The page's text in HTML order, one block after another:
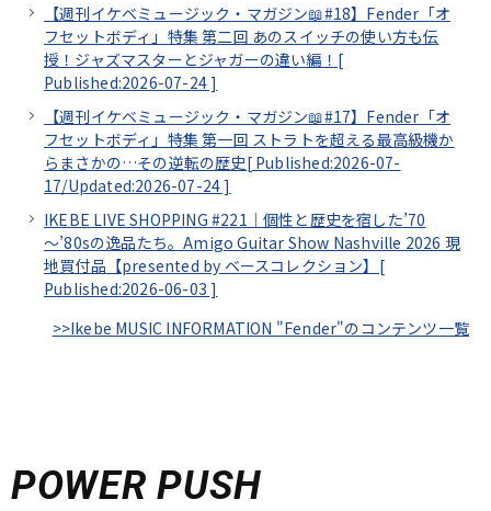
【週刊イケベミュージック・マガジン📖#18】Fender「オ
フセットボディ」特集 第二回 あのスイッチの使い方も伝
授！ジャズマスターとジャガーの違い編！[
Published:2026-07-24 ]
【週刊イケベミュージック・マガジン📖#17】Fender「オ
フセットボディ」特集 第一回 ストラトを超える最高級機か
らまさかの…その逆転の歴史[ Published:2026-07-
17/Updated:2026-07-24 ]
IKEBE LIVE SHOPPING #221｜個性と歴史を宿した’70
～’80sの逸品たち。Amigo Guitar Show Nashville 2026 現
地買付品【presented by ベースコレクション】[
Published:2026-06-03 ]
>>Ikebe MUSIC INFORMATION "Fender"のコンテンツ一覧
POWER PUSH